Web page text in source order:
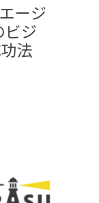
ージ
ビジ
法